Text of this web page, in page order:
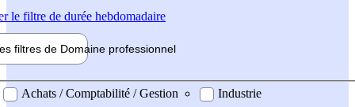
le filtre de durée hebdomadaire
filtres de Domaine professionnel
professionel
Achats / Comptabilité / Gestion
Industrie